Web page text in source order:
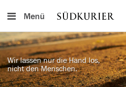
Menü
Wir lassen nur die Hand los,
nicht den Menschen.